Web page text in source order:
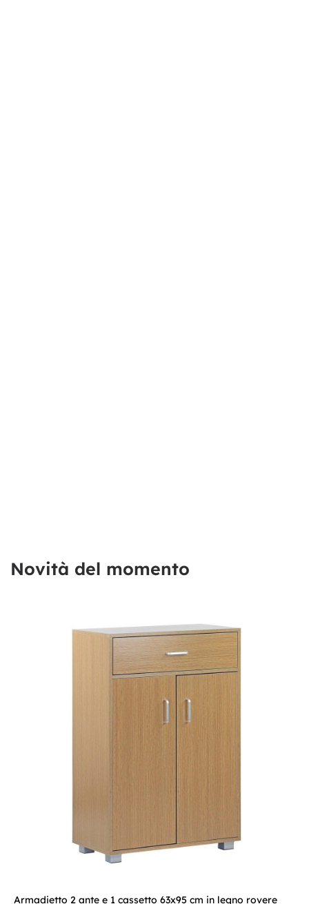
Novità del momento
Armadietto 2 ante e 1 cassetto 63x95 cm in legno rovere